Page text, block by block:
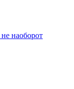
наоборот